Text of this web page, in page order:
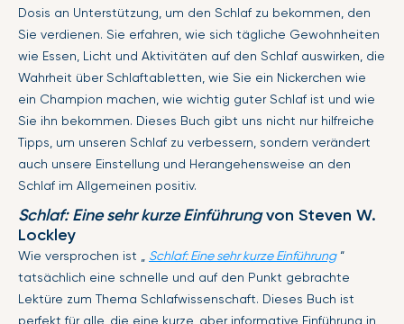
Dosis an Unterstützung, um den Schlaf zu bekommen, den
Sie verdienen. Sie erfahren, wie sich tägliche Gewohnheiten
wie Essen, Licht und Aktivitäten auf den Schlaf auswirken, die
Wahrheit über Schlaftabletten, wie Sie ein Nickerchen wie
ein Champion machen, wie wichtig guter Schlaf ist und wie
Sie ihn bekommen. Dieses Buch gibt uns nicht nur hilfreiche
Tipps, um unseren Schlaf zu verbessern, sondern verändert
auch unsere Einstellung und Herangehensweise an den
Schlaf im Allgemeinen positiv.
Schlaf: Eine sehr kurze Einführungvon Steven W.
Lockley
Wie versprochen ist „ Schlaf: Eine sehr kurze Einführung“
tatsächlich eine schnelle und auf den Punkt gebrachte
Lektüre zum Thema Schlafwissenschaft. Dieses Buch ist
perfekt für alle, die eine kurze, aber informative Einführung in